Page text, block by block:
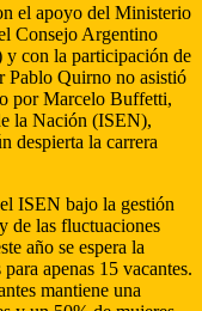
el apoyo del Ministerio
Consejo Argentino
y con la participación de
Pablo Quirno no asistió
por Marcelo Buffetti,
la Nación (ISEN),
despierta la carrera
ISEN bajo la gestión
las fluctuaciones
año se espera la
apenas 15 vacantes.
mantiene una